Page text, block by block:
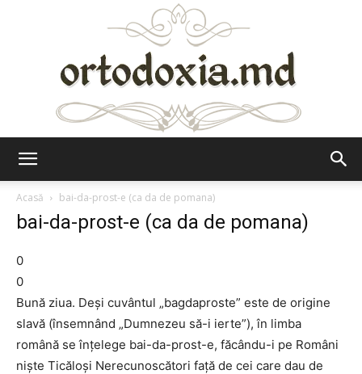
Acasă
bai-da-prost-e (ca da de pomana)
bai-da-prost-e (ca da de pomana)
0
0
Bună ziua. Deși cuvântul „bagdaproste” este de origine
slavă (însemnând „Dumnezeu să-i ierte”), în limba
română se înțelege bai-da-prost-e, făcându-i pe Români
niște Ticăloși Nerecunoscători față de cei care dau de